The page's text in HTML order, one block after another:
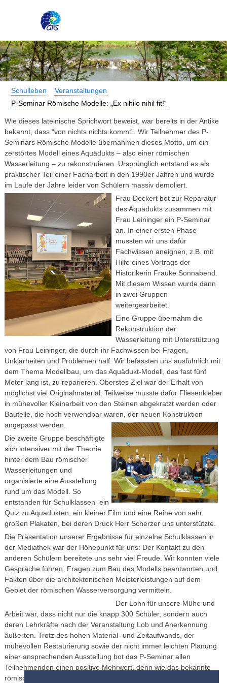
Schulleben
Veranstaltungen
P-Seminar Römische Modelle: „Ex nihilo nihil fit!“
Wie dieses lateinische Sprichwort beweist, war bereits in der Antike
bekannt, dass “von nichts nichts kommt”. Wir Teilnehmer des P-
Seminars Römische Modelle übernahmen dieses Motto, um ein
zerstörtes Modell eines Aquädukts – also einer römischen
Wasserleitung – zu rekonstruieren. Ursprünglich entstand es als
praktischer Teil einer Facharbeit in den 1990er Jahren und wurde
im Laufe der Jahre leider von Schülern massiv demoliert.
Frau Deckert bot zur Reparatur
des Aquädukts zusammen mit
Frau Leininger ein P-Seminar
an. In einer ersten Phase
mussten wir uns dafür
Fachwissen aneignen, z.B. mit
Hilfe eines Vortrags der
Historikerin Frauke Sonnabend.
Mit diesem Wissen wurde dann
in zwei Gruppen
weitergearbeitet.
Eine Gruppe übernahm die
Rekonstruktion der
Wasserleitung mit Unterstützung
von Frau Leininger, die durch ihr Fachwissen bei Fragen,
Unklarheiten und Problemen half. Wir befassten uns ausführlich mit
dem Thema Modellbau, um das Aquädukt-Modell, das fast fünf
Meter lang ist, zu reparieren. Oberstes Ziel war der Erhalt von
möglichst viel Originalmaterial: Teilweise musste dafür Fliesenkleber
in mühevoller Kleinarbeit von den Steinen abgekratzt werden oder
Bauteile, die noch verwendbar waren, der neuen Konstruktion
angepasst werden.
Die zweite Gruppe beschäftigte
sich intensiver mit der Theorie
hinter dem Bau römischer
Wasserleitungen und
organisierte eine Ausstellung
rund um das Modell. So
entstanden für Schulklassen ein
Quiz zu Aquädukten, ein kleiner Film und eine Reihe von sehr
großen Plakaten, bei deren Druck Herr Scherzer uns unterstützte.
Die Präsentation unserer Ergebnisse für einzelne Schulklassen in
der Mediathek war der Höhepunkt für uns: Der Kontakt zu den
anderen Schülern bereitete uns sehr viel Freude. Wir konnten viele
Gespräche führen, Fragen zum Bau des Modells beantworten und
Fakten über die architektonischen Meisterleistungen auf dem
Gebiet der römischen Wasserversorgung vermitteln.
Der Lohn für unsere Mühe und
Arbeit war, dass nicht nur die knapp 300 Schüler, sondern auch
deren Lehrkräfte nach der Veranstaltung Lob und Anerkennung
äußerten. Trotz des hohen Material- und Zeitaufwands, der
mühevollen Restaurierung sowie der nicht immer leichten Planung
einer ansprechenden Ausstellung bot das P-Seminar allen
Teilnehmenden einen positive Mehrwert, denn wie das bekannte
römische Sprichwort besagt: “Von nichts kommt nichts.” Ein Dank